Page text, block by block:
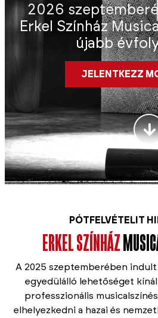
2026
Erkel Színház
újabb
JELENTKEZZ
PÓTFELVÉTELIT
ERKEL SZÍNHÁZ
A 2025 szeptemberében
egyedülálló lehetőséget kínál
professzionális
elhelyezkedni a hazai és